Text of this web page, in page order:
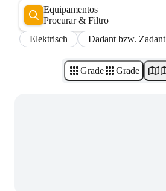
Equipamentos
Procurar & Filtro
Elektrisch
Dadant bzw. Zadant
Grade Grade